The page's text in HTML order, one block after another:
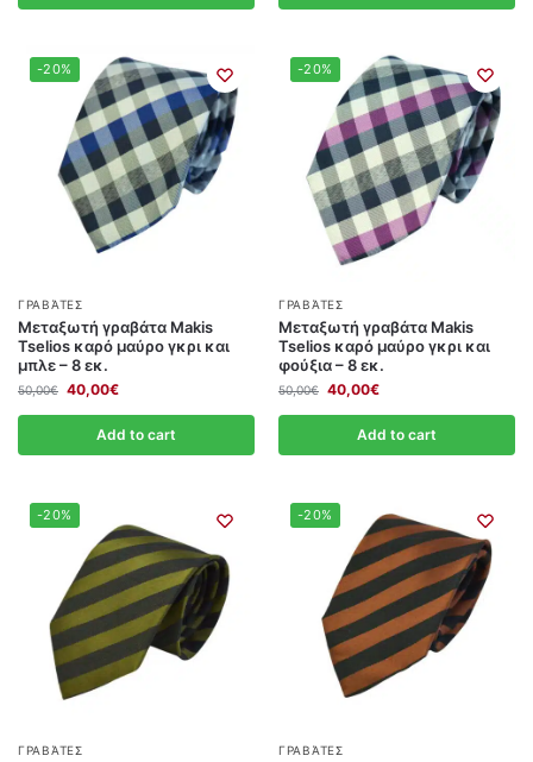
-20%
ΓΡΑΒΆΤΕΣ
Μεταξωτή γραβάτα Makis
Tselios καρό μαύρο γκρι και
μπλε – 8 εκ.
50,00€ 40,00€
Add to cart
-20%
ΓΡΑΒΆΤΕΣ
Μεταξωτή γραβάτα Makis
Tselios καρό μαύρο γκρι και
φούξια – 8 εκ.
50,00€ 40,00€
Add to cart
-20%
ΓΡΑΒΆΤΕΣ
-20%
ΓΡΑΒΆΤΕΣ